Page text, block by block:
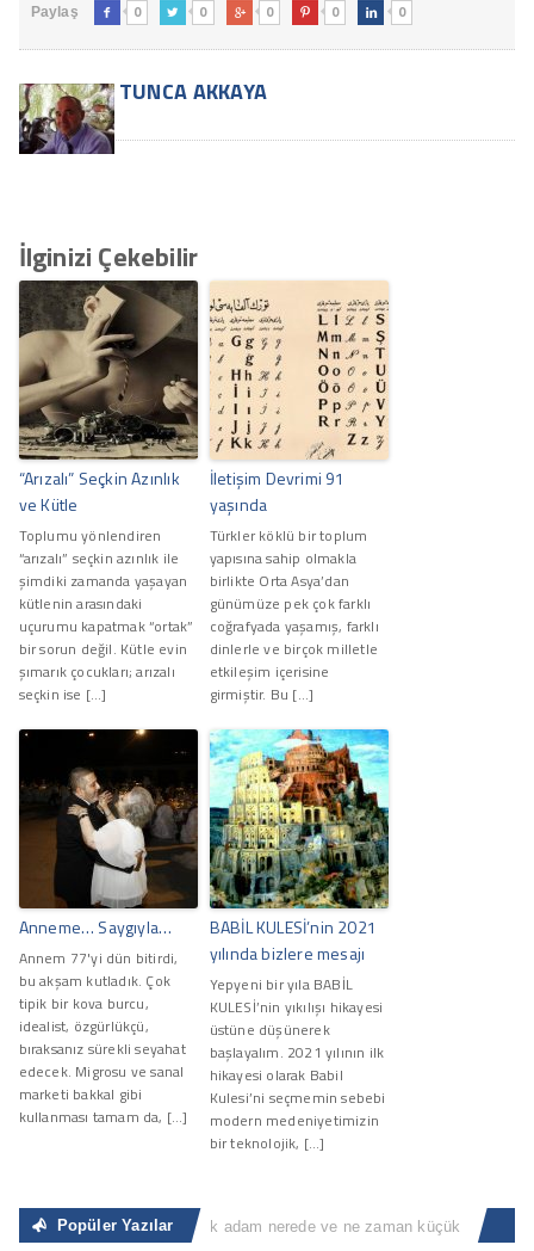
Paylaş  0  0  0  0  0
TUNCA AKKAYA
İlginizi Çekebilir
“Arızalı” Seçkin Azınlık
ve Kütle
Toplumu yönlendiren
“arızalı” seçkin azınlık ile
şimdiki zamanda yaşayan
kütlenin arasındaki
uçurumu kapatmak “ortak”
bir sorun değil. Kütle evin
şımarık çocukları; arızalı
seçkin ise […]
İletişim Devrimi 91
yaşında
Türkler köklü bir toplum
yapısına sahip olmakla
birlikte Orta Asya’dan
günümüze pek çok farklı
coğrafyada yaşamış, farklı
dinlerle ve birçok milletle
etkileşim içerisine
girmiştir. Bu […]
Anneme… Saygıyla…
Annem 77'yi dün bitirdi,
bu akşam kutladık. Çok
tipik bir kova burcu,
idealist, özgürlükçü,
bıraksanız sürekli seyahat
edecek. Migrosu ve sanal
marketi bakkal gibi
kullanması tamam da, […]
BABİL KULESİ’nin 2021
yılında bizlere mesajı
Yepyeni bir yıla BABİL
KULESİ’nin yıkılışı hikayesi
üstüne düşünerek
başlayalım. 2021 yılının ilk
hikayesi olarak Babil
Kulesi’ni seçmemin sebebi
modern medeniyetimizin
bir teknolojik, […]
Popüler Yazılar
Sıradan İnsan “Büyük adam nerede ve ne zaman küçük adam